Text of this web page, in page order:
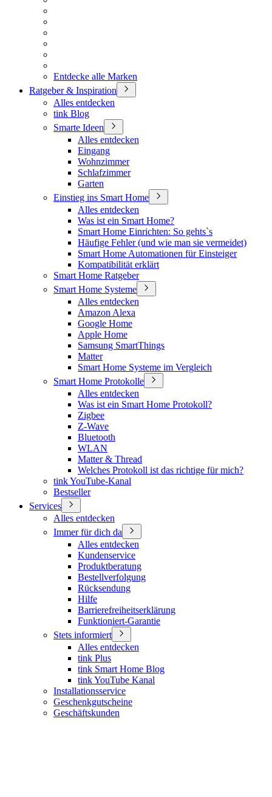
Entdecke alle Marken
Ratgeber & Inspiration
Alles entdecken
tink Blog
Smarte Ideen
Alles entdecken
Eingang
Wohnzimmer
Schlafzimmer
Garten
Einstieg ins Smart Home
Alles entdecken
Was ist ein Smart Home?
Smart Home Einrichten: So gehts`s
Häufige Fehler (und wie man sie vermeidet)
Smart Home Automationen für Einsteiger
Kompatibilität erklärt
Smart Home Ratgeber
Smart Home Systeme
Alles entdecken
Amazon Alexa
Google Home
Apple Home
Samsung SmartThings
Matter
Smart Home Systeme im Vergleich
Smart Home Protokolle
Alles entdecken
Was ist ein Smart Home Protokoll?
Zigbee
Z-Wave
Bluetooth
WLAN
Matter & Thread
Welches Protokoll ist das richtige für mich?
tink YouTube-Kanal
Bestseller
Services
Alles entdecken
Immer für dich da
Alles entdecken
Kundenservice
Produktberatung
Bestellverfolgung
Rücksendung
Hilfe
Barrierefreiheitserklärung
Funktioniert-Garantie
Stets informiert
Alles entdecken
tink Plus
tink Smart Home Blog
tink YouTube Kanal
Installationsservice
Geschenkgutscheine
Geschäftskunden